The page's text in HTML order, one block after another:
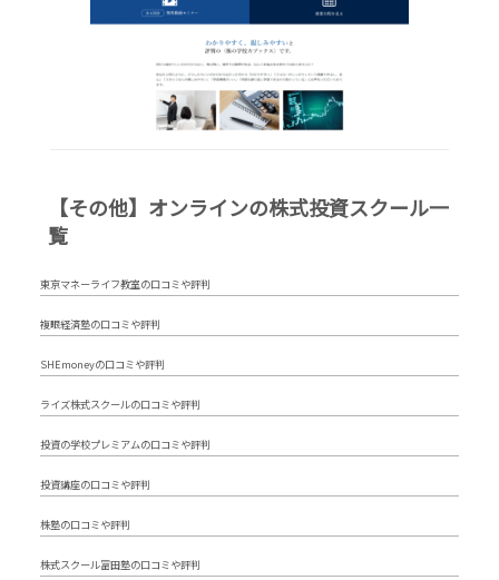
【その他】オンラインの株式投資スクール一
覧
東京マネーライフ教室の口コミや評判
複眼経済塾の口コミや評判
SHEmoneyの口コミや評判
ライズ株式スクールの口コミや評判
投資の学校プレミアムの口コミや評判
投資講座の口コミや評判
株塾の口コミや評判
株式スクール冨田塾の口コミや評判